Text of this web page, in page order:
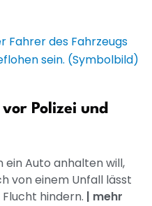
Polizei und
ein Auto anhalten will,
von einem Unfall lässt
hindern. | mehr